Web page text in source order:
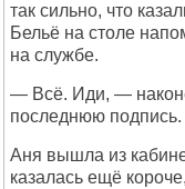
так сильно, что
Бельё на столе
на службе.
— Всё. Иди, —
последнюю подпись.
Аня вышла из
казалась ещё